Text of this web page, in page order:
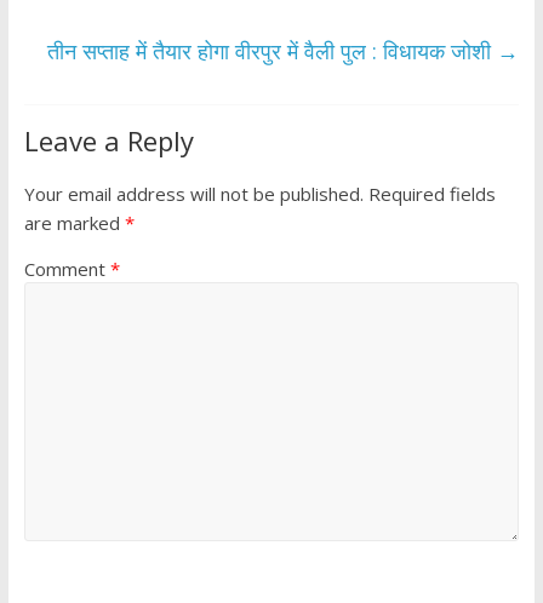
p
तीन सप्ताह में तैयार होगा वीरपुर में वैली पुल : विधायक जोशी →
Leave a Reply
Your email address will not be published. Required fields
are marked *
Comment *